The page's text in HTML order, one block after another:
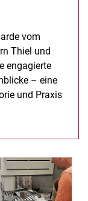
vom
Thiel und
engagierte
– eine
und Praxis